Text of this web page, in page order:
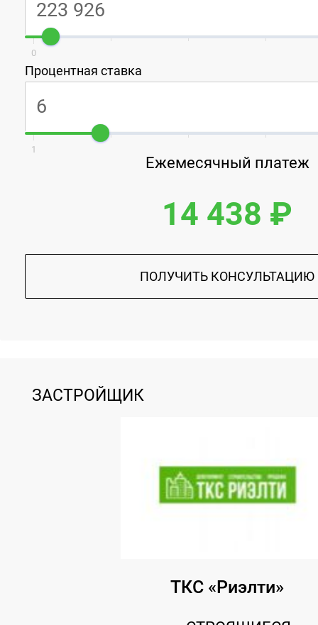
0
Процентная ставка
1
Ежемесячный платеж
14 438 ₽
ПОЛУЧИТЬ КОНСУЛЬТАЦИЮ
ЗАСТРОЙЩИК
ТКС «Риэлти»